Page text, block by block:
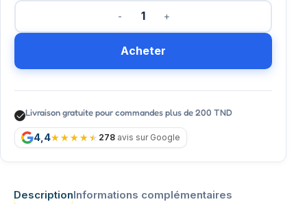
Acheter
Livraison gratuite pour commandes plus de 200 TND
4,4 278 avis sur Google
DescriptionInformations complémentaires